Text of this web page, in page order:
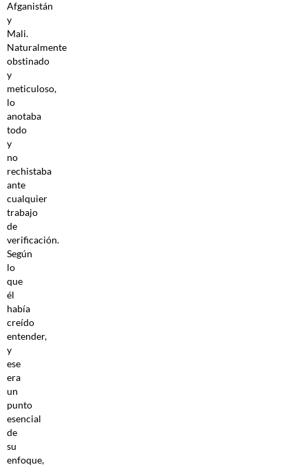
Afganistán
y
Mali.
Naturalmente
obstinado
y
meticuloso,
lo
anotaba
todo
y
no
rechistaba
ante
cualquier
trabajo
de
verificación.
Según
lo
que
él
había
creído
entender,
y
ese
era
un
punto
esencial
de
su
enfoque,